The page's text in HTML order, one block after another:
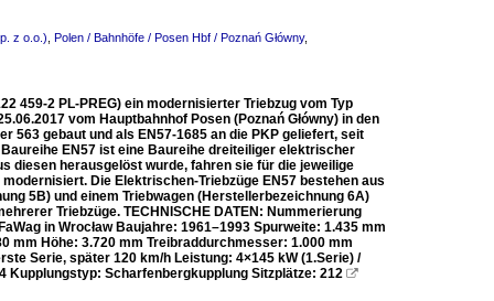
z o.o.) Polen / Bahnhöfe / Posen Hbf / Poznań Główny,
459-2 PL-PREG) ein modernisierter Triebzug vom Typ
vom Hauptbahnhof Posen (Poznań Główny) in den
563 gebaut und als EN57-1685 an die PKP geliefert, seit
EN57 ist eine Baureihe dreiteiliger elektrischer
diesen herausgelöst wurde, fahren sie für die jeweilige
Die Elektrischen-Triebzüge EN57 bestehen aus
5B) und einem Triebwagen (Herstellerbezeichnung 6A)
Triebzüge. TECHNISCHE DATEN: Nummerierung
in Wrocław Baujahre: 1961–1993 Spurweite: 1.435 mm
mm Höhe: 3.720 mm Treibraddurchmesser: 1.000 mm
Serie, später 120 km/h Leistung: 4×145 kW (1.Serie) /
Kupplungstyp: Scharfenbergkupplung Sitzplätze: 212 